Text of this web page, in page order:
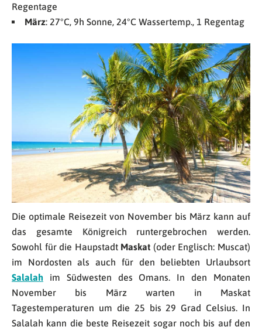
Regentage
März: 27°C, 9h Sonne, 24°C Wassertemp., 1 Regentag
Die optimale Reisezeit von November bis März kann auf
das gesamte Königreich runtergebrochen werden.
Sowohl für die Haupstadt Maskat (oder Englisch: Muscat)
im Nordosten als auch für den beliebten Urlaubsort
Salalah im Südwesten des Omans. In den Monaten
November bis März warten in Maskat
Tagestemperaturen um die 25 bis 29 Grad Celsius. In
Salalah kann die beste Reisezeit sogar noch bis auf den